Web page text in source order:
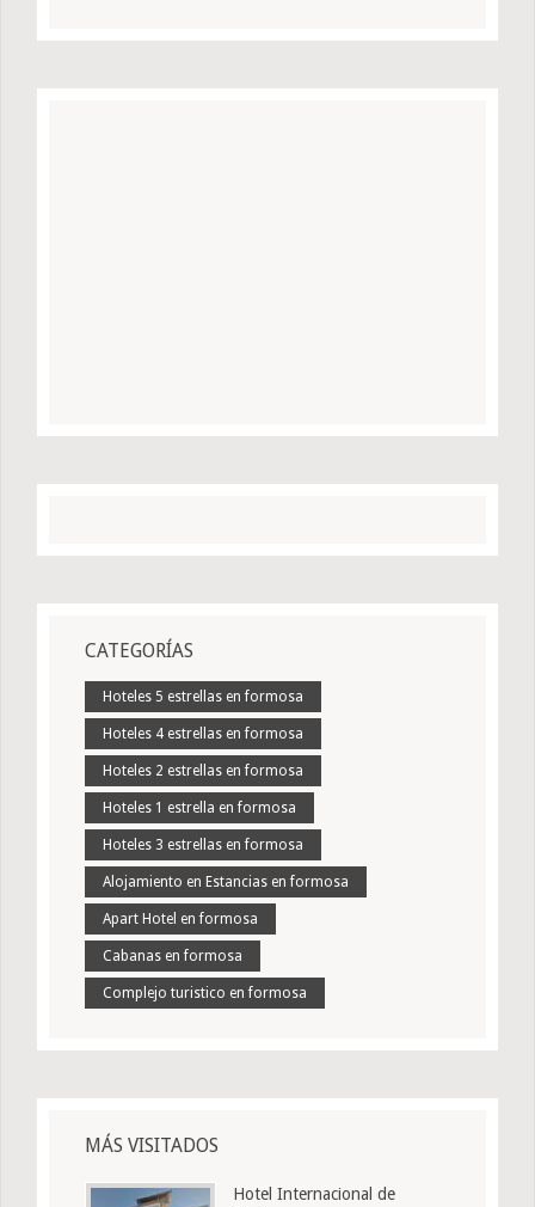
CATEGORÍAS
Hoteles 5 estrellas en formosa
Hoteles 4 estrellas en formosa
Hoteles 2 estrellas en formosa
Hoteles 1 estrella en formosa
Hoteles 3 estrellas en formosa
Alojamiento en Estancias en formosa
Apart Hotel en formosa
Cabanas en formosa
Complejo turistico en formosa
MÁS VISITADOS
Hotel Internacional de